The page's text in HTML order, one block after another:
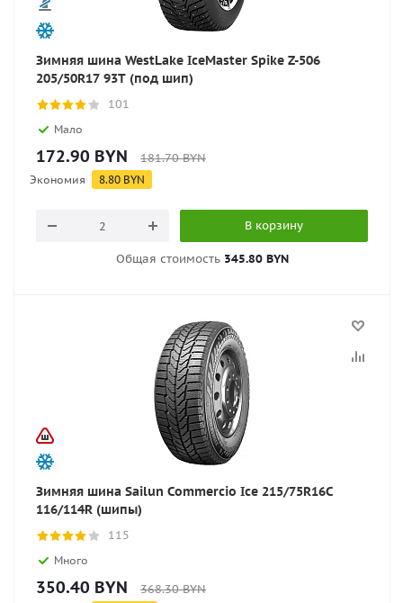
Зимняя шина WestLake IceMaster Spike Z-506
205/50R17 93T (под шип)
101
Мало
172.90 BYN 181.70BYN
Экономия 8.80 BYN
В корзину
Общая стоимость 345.80 BYN
Зимняя шина Sailun Commercio Ice 215/75R16C
116/114R (шипы)
115
Много
350.40 BYN 368.30BYN